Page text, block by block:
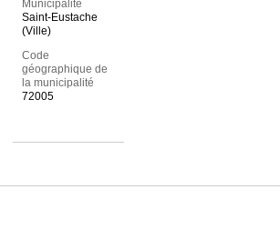
Municipalité
Saint-Eustache
(Ville)
Code
géographique de
la municipalité
72005